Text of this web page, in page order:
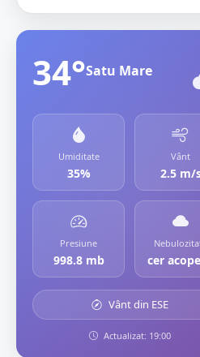
34°Satu Mare
Umiditate
35%
Vânt
2.5 m/
Presiune
998.8 mb cer
Vânt din ESE
Actualizat: 19:00